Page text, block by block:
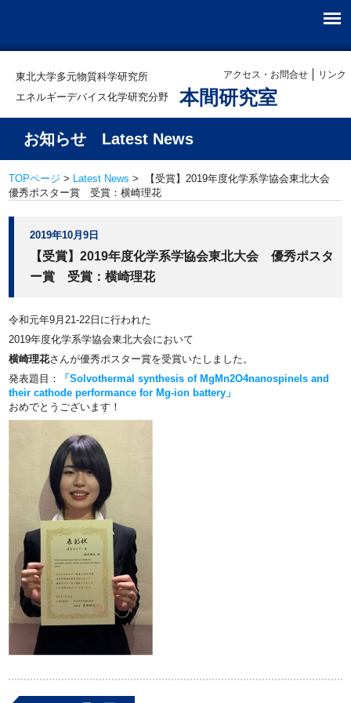
東北大学多元物質科学研究所
エネルギーデバイス化学研究分野
本間研究室
アクセス・お問合せ リンク
お知らせ Latest News
TOPページ > Latest News > 【受賞】2019年度化学系学協会東北大会
優秀ポスター賞 受賞：横崎理花
2019年10月9日
【受賞】2019年度化学系学協会東北大会 優秀ポスタ
ー賞 受賞：横崎理花
令和元年9月21-22日に行われた
2019年度化学系学協会東北大会において
横崎理花さんが優秀ポスター賞を受賞いたしました。
発表題目：
「Solvothermal synthesis of MgMn2O4nanospinels and
their cathode performance for Mg-ion battery」
おめでとうございます！